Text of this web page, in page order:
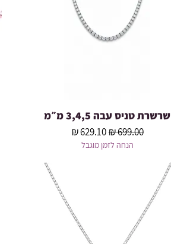
תצוגה מהירה
שרשרת טניס עבה 3,4,5 מ״מ
מחיר רגיל‏699.00 ‏₪ מחיר מבצע‏629.10 ‏₪
הנחה לזמן מוגבל